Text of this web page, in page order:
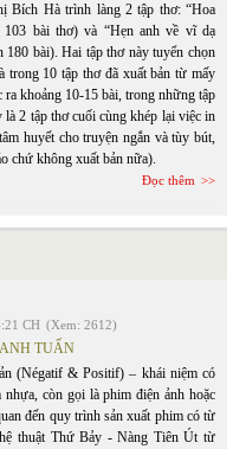
Bích Hà trình làng 2 tập thơ: “Hoa
103 bài thơ) và “Hẹn anh về vĩ dạ
180 bài). Hai tập thơ này tuyển chọn
trong 10 tập thơ đã xuất bản từ mấy
khoảng 10-15 bài, trong những tập
2 tập thơ cuối cùng khép lại việc in
huyết cho truyện ngắn và tùy bút,
chứ không xuất bản nữa).
Đọc thêm
CH (Xem: 2612)
TUẤN
(Négatif & Positif) – khái niệm có
còn gọi là phim điện ảnh hoặc
đến quy trình sản xuất phim có từ
thuật Thứ Bảy - Nàng Tiên Út từ